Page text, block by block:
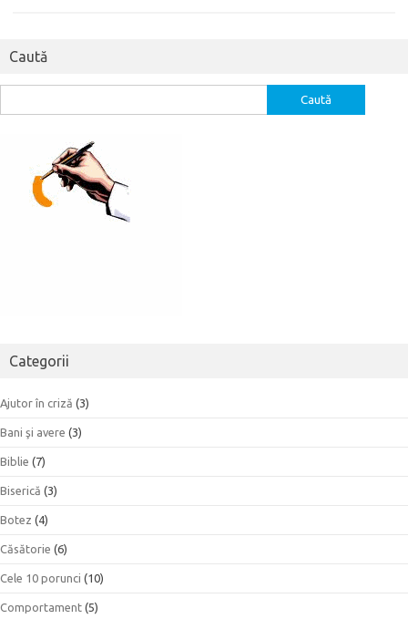
Caută
după:
Categorii
Ajutor în criză (3)
Bani şi avere (3)
Biblie (7)
Biserică (3)
Botez (4)
Căsătorie (6)
Cele 10 porunci (10)
Comportament (5)